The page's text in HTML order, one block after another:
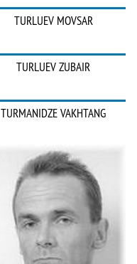
TURLUEV MOVSAR
TURLUEV ZUBAIR
TURMANIDZE VAKHTANG